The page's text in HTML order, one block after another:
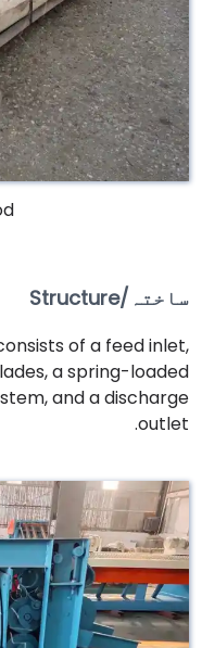
ساختہ/Structure
of a feed inlet,
a spring-loaded
and a discharge
outlet.